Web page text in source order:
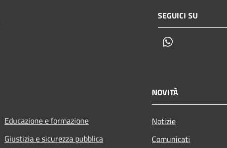
SEGUICI SU
Educazione e formazione
Giustizia e sicurezza pubblica
NOVITÀ
Notizie
Comunicati